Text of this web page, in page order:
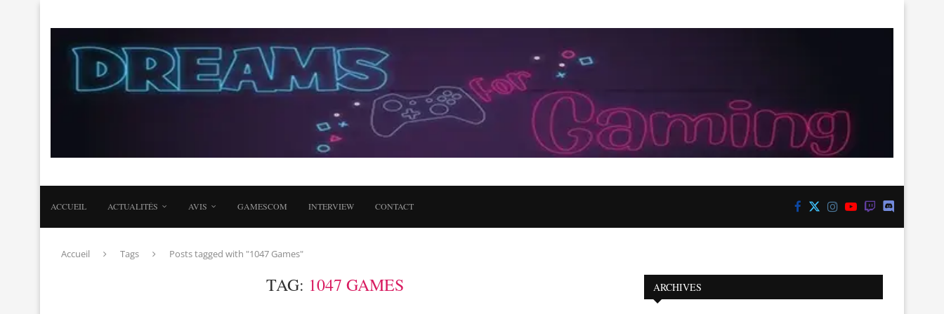
ACCUEIL ACTUALITÉS AVIS GAMESCOM INTERVIEW CONTACT
Accueil Tags Posts tagged with "1047 Games"
TAG: 1047 GAMES ARCHIVES